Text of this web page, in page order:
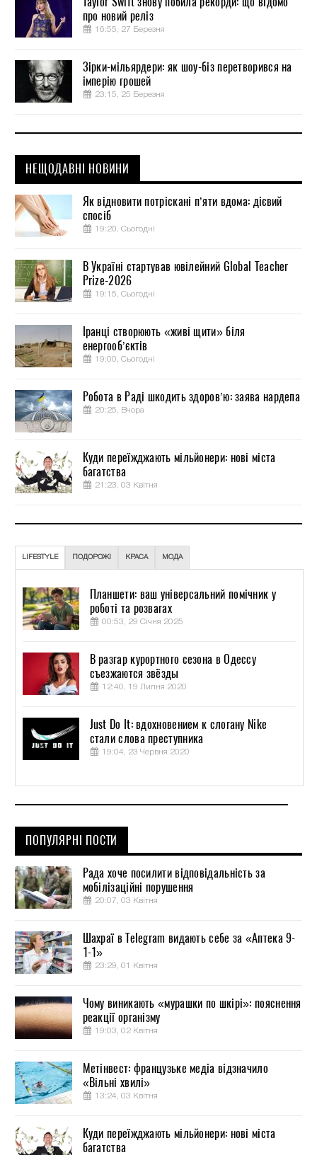
про новий реліз
16:55, 27 Березня
Зірки-мільярдери: як шоу-біз перетворився на
імперію грошей
23:15, 25 Березня
НЕЩОДАВНІ НОВИНИ
Як відновити потріскані п’яти вдома: дієвий
спосіб
19:20, Сьогодні
В Україні стартував ювілейний Global Teacher
Prize-2026
19:15, Сьогодні
Іранці створюють «живі щити» біля
енергооб’єктів
19:00, Сьогодні
Робота в Раді шкодить здоров’ю: заява нардепа
20:25, Вчора
Куди переїжджають мільйонери: нові міста
багатства
21:23, 03 Квітня
LIFESTYLE ПОДОРОЖІ КРАСА МОДА
Планшети: ваш універсальний помічник у
роботі та розвагах
00:53, 29 Січня 2025
В разгар курортного сезона в Одессу
съезжаются звёзды
12:40, 19 Липня 2020
Just Do It: вдохновением к слогану Nike
стали слова преступника
19:04, 23 Червня 2020
ПОПУЛЯРНІ ПОСТИ
Рада хоче посилити відповідальність за
мобілізаційні порушення
20:07, 03 Квітня
Шахраї в Telegram видають себе за «Аптека 9-
1-1»
23:29, 01 Квітня
Чому виникають «мурашки по шкірі»: пояснення
реакції організму
19:03, 02 Квітня
Метінвест: французьке медіа відзначило
«Вільні хвилі»
13:24, 03 Квітня
Куди переїжджають мільйонери: нові міста
багатства